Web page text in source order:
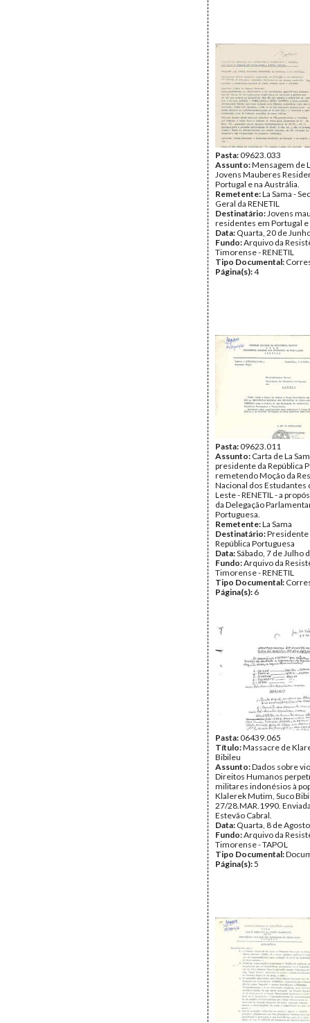
Pasta:09623.033
Assunto:Mensagem de
Jovens Mauberes
Portugal e na Austrália.
Remetente:La Sama -
Geral da RENETIL
Destinatário:Jovens
residentes em Portugal
Data: Quarta, 20 de
Fundo:Arquivo da
Timorense - RENETIL
Tipo Documental:
Página(s):4
Pasta:09623.011
Assunto: Carta de La
presidente da República
remetendo Moção da
Nacional dos Estudantes
Leste - RENETIL - a
da Delegação
Portuguesa.
Remetente:La Sama
Destinatário:Presidente
República Portuguesa
Data:Sábado, 7 de Julho
Fundo:Arquivo da
Timorense - RENETIL
Tipo Documental:
Página(s): 6
Pasta:06439.065
Título:Massacre de
Bibileu
Assunto:Dados sobre
Direitos Humanos
militares indonésios à
Klalerek Mutim, Suco
27/28.MAR.1990.
Estevão Cabral.
Data: Quarta, 8 de
Fundo:Arquivo da
Timorense - TAPOL
Tipo Documental:
Página(s):5